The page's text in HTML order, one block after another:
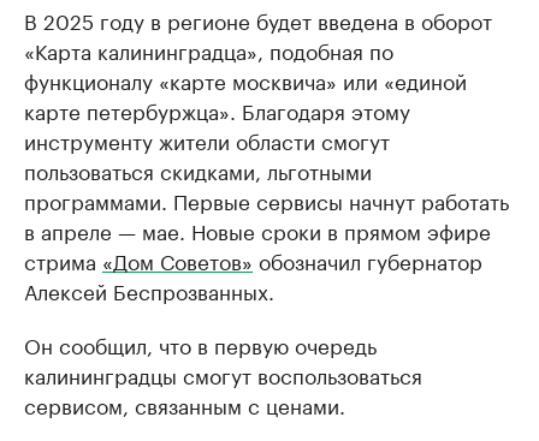
В 2025 году в регионе будет введена в оборот
«Карта калининградца», подобная по
функционалу «карте москвича» или «единой
карте петербуржца». Благодаря этому
инструменту жители области смогут
пользоваться скидками, льготными
программами. Первые сервисы начнут работать
в апреле — мае. Новые сроки в прямом эфире
стрима «Дом Советов» обозначил губернатор
Алексей Беспрозванных.
Он сообщил, что в первую очередь
калининградцы смогут воспользоваться
сервисом, связанным с ценами.